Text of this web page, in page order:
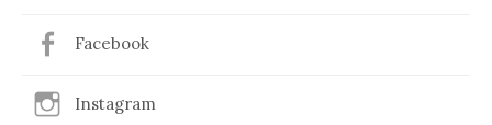
Facebook
Instagram